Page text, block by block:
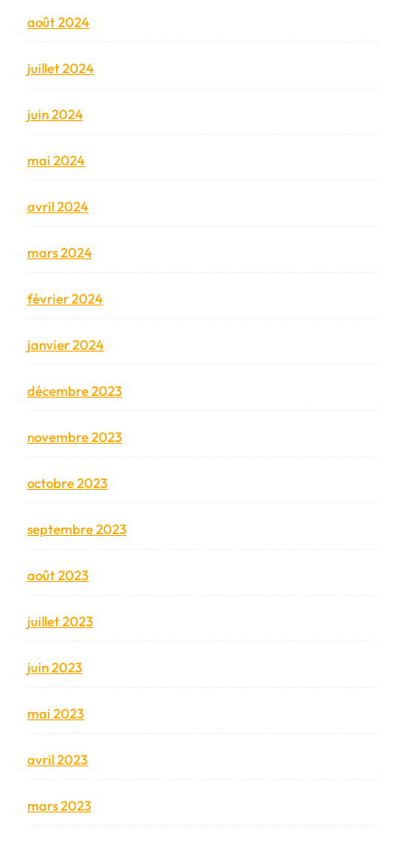
août 2024
juillet 2024
juin 2024
mai 2024
avril 2024
mars 2024
février 2024
janvier 2024
décembre 2023
novembre 2023
octobre 2023
septembre 2023
août 2023
juillet 2023
juin 2023
mai 2023
avril 2023
mars 2023